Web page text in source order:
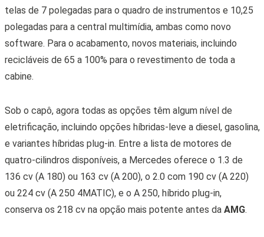
telas de 7 polegadas para o quadro de instrumentos e 10,25
polegadas para a central multimídia, ambas como novo
software. Para o acabamento, novos materiais, incluindo
recicláveis de 65 a 100% para o revestimento de toda a
cabine.
Sob o capô, agora todas as opções têm algum nível de
eletrificação, incluindo opções híbridas-leve a diesel, gasolina,
e variantes híbridas plug-in. Entre a lista de motores de
quatro-cilindros disponíveis, a Mercedes oferece o 1.3 de
136 cv (A 180) ou 163 cv (A 200), o 2.0 com 190 cv (A 220)
ou 224 cv (A 250 4MATIC), e o A 250, híbrido plug-in,
conserva os 218 cv na opção mais potente antes da AMG.